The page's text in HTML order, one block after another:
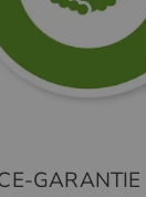
GARANTIE